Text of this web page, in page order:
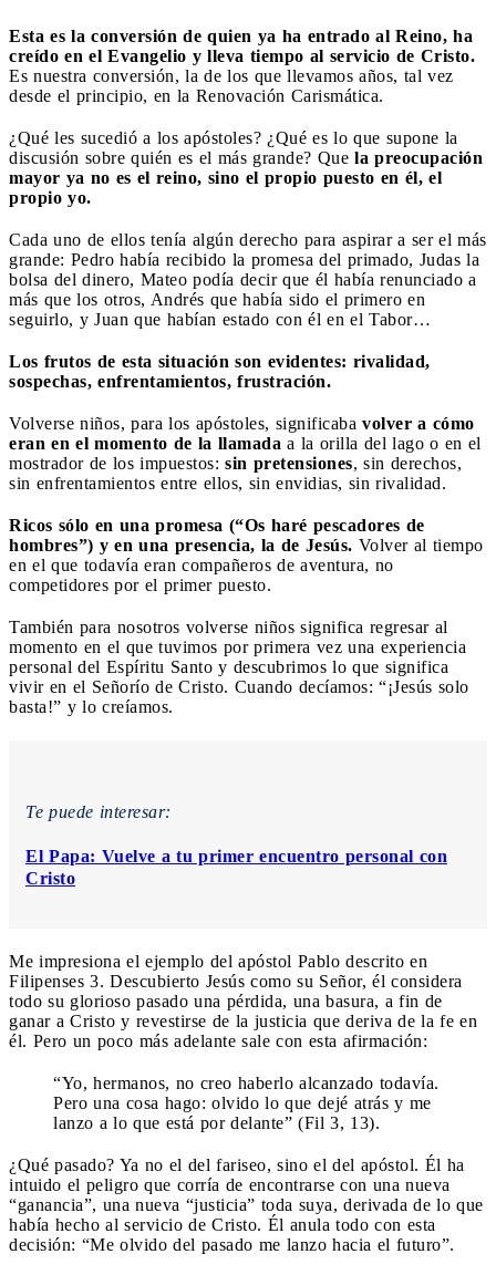
Esta es la conversión de quien ya ha entrado al Reino, ha
creído en el Evangelio y lleva tiempo al servicio de Cristo.
Es nuestra conversión, la de los que llevamos años, tal vez
desde el principio, en la Renovación Carismática.
¿Qué les sucedió a los apóstoles? ¿Qué es lo que supone la
discusión sobre quién es el más grande? Que la preocupación
mayor ya no es el reino, sino el propio puesto en él, el
propio yo.
Cada uno de ellos tenía algún derecho para aspirar a ser el más
grande: Pedro había recibido la promesa del primado, Judas la
bolsa del dinero, Mateo podía decir que él había renunciado a
más que los otros, Andrés que había sido el primero en
seguirlo, y Juan que habían estado con él en el Tabor…
Los frutos de esta situación son evidentes: rivalidad,
sospechas, enfrentamientos, frustración.
Volverse niños, para los apóstoles, significaba volver a cómo
eran en el momento de la llamada a la orilla del lago o en el
mostrador de los impuestos: sin pretensiones, sin derechos,
sin enfrentamientos entre ellos, sin envidias, sin rivalidad.
Ricos sólo en una promesa (“Os haré pescadores de
hombres”) y en una presencia, la de Jesús. Volver al tiempo
en el que todavía eran compañeros de aventura, no
competidores por el primer puesto.
También para nosotros volverse niños significa regresar al
momento en el que tuvimos por primera vez una experiencia
personal del Espíritu Santo y descubrimos lo que significa
vivir en el Señorío de Cristo. Cuando decíamos: “¡Jesús solo
basta!” y lo creíamos.
Te puede interesar:
El Papa: Vuelve a tu primer encuentro personal con
Cristo
Me impresiona el ejemplo del apóstol Pablo descrito en
Filipenses 3. Descubierto Jesús como su Señor, él considera
todo su glorioso pasado una pérdida, una basura, a fin de
ganar a Cristo y revestirse de la justicia que deriva de la fe en
él. Pero un poco más adelante sale con esta afirmación:
“Yo, hermanos, no creo haberlo alcanzado todavía.
Pero una cosa hago: olvido lo que dejé atrás y me
lanzo a lo que está por delante” (Fil 3, 13).
¿Qué pasado? Ya no el del fariseo, sino el del apóstol. Él ha
intuido el peligro que corría de encontrarse con una nueva
“ganancia”, una nueva “justicia” toda suya, derivada de lo que
había hecho al servicio de Cristo. Él anula todo con esta
decisión: “Me olvido del pasado me lanzo hacia el futuro”.